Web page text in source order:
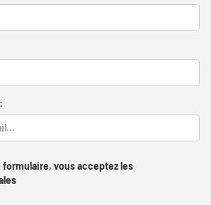
vous acceptez les